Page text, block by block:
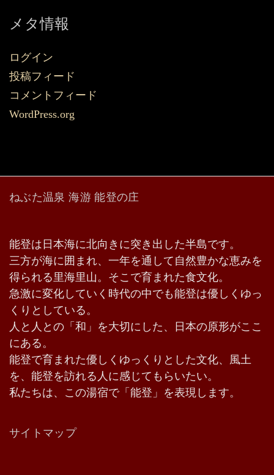
メタ情報
ログイン
投稿フィード
コメントフィード
WordPress.org
ねぶた温泉 海游 能登の庄
能登は日本海に北向きに突き出した半島です。
三方が海に囲まれ、一年を通して自然豊かな恵みを
得られる里海里山。そこで育まれた食文化。
急激に変化していく時代の中でも能登は優しくゆっ
くりとしている。
人と人との「和」を大切にした、日本の原形がここ
にある。
能登で育まれた優しくゆっくりとした文化、風土
を、能登を訪れる人に感じてもらいたい。
私たちは、この湯宿で「能登」を表現します。
サイトマップ